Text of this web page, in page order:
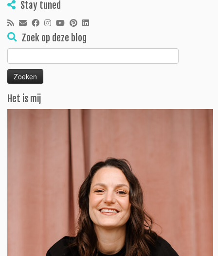
Stay tuned
Zoek op deze blog
Zoeken
naar:
Het is mij